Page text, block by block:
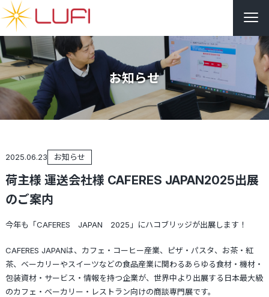
お知らせ
2025.06.23 お知らせ
荷主様 運送会社様 CAFERES JAPAN2025出展
のご案内
今年も「CAFERES JAPAN 2025」にハコブリッジが出展します！
CAFERES JAPANは、カフェ・コーヒー産業、ピザ・パスタ、お茶・紅
茶、ベーカリーやスイーツなどの食品産業に関わるあらゆる食材・機材・
包装資材・サービス・情報を持つ企業が、世界中より出展する日本最大級
のカフェ・ベーカリー・レストラン向けの商談専門展です。